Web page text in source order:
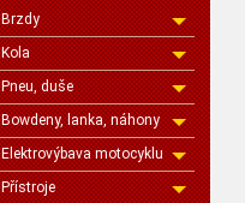
Brzdy
Kola
Pneu, duše
Bowdeny, lanka, náhony
Elektrovýbava motocyklu
Přístroje